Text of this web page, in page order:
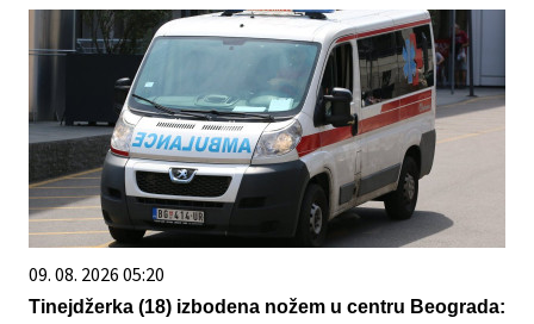
09. 08. 2026 05:20
Tinejdžerka (18) izbodena nožem u centru Beograda: